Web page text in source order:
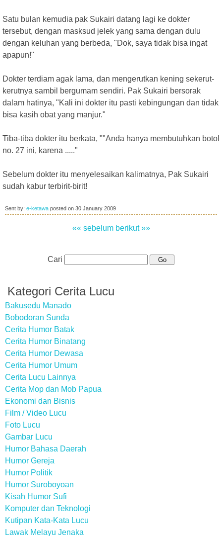
Satu bulan kemudia pak Sukairi datang lagi ke dokter
tersebut, dengan masksud jelek yang sama dengan dulu
dengan keluhan yang berbeda, "Dok, saya tidak bisa ingat
apapun!"
Dokter terdiam agak lama, dan mengerutkan kening sekerut-
kerutnya sambil bergumam sendiri. Pak Sukairi bersorak
dalam hatinya, "Kali ini dokter itu pasti kebingungan dan tidak
bisa kasih obat yang manjur."
Tiba-tiba dokter itu berkata, ""Anda hanya membutuhkan botol
no. 27 ini, karena ....."
Sebelum dokter itu menyelesaikan kalimatnya, Pak Sukairi
sudah kabur terbirit-birit!
Sent by: e-ketawa posted on 30 January 2009
«« sebelum berikut »»
Cari
Kategori Cerita Lucu
Bakusedu Manado
Bobodoran Sunda
Cerita Humor Batak
Cerita Humor Binatang
Cerita Humor Dewasa
Cerita Humor Umum
Cerita Lucu Lainnya
Cerita Mop dan Mob Papua
Ekonomi dan Bisnis
Film / Video Lucu
Foto Lucu
Gambar Lucu
Humor Bahasa Daerah
Humor Gereja
Humor Politik
Humor Suroboyoan
Kisah Humor Sufi
Komputer dan Teknologi
Kutipan Kata-Kata Lucu
Lawak Melayu Jenaka